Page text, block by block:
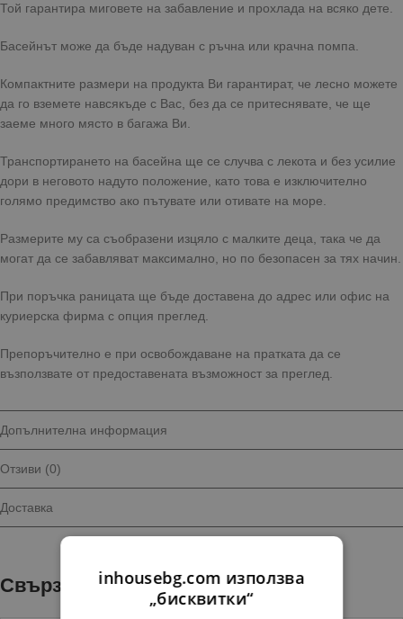
Той гарантира миговете на забавление и прохлада на всяко дете.
Басейнът може да бъде надуван с ръчна или крачна помпа.
Компактните размери на продукта Ви гарантират, че лесно можете
да го вземете навсякъде с Вас, без да се притеснявате, че ще
заеме много място в багажа Ви.
Транспортирането на басейна ще се случва с лекота и без усилие
дори в неговото надуто положение, като това е изключително
голямо предимство ако пътувате или отивате на море.
Размерите му са съобразени изцяло с малките деца, така че да
могат да се забавляват максимално, но по безопасен за тях начин.
При поръчка раницата ще бъде доставена до адрес или офис на
куриерска фирма с опция преглед.
Препоръчително е при освобождаване на пратката да се
възползвате от предоставената възможност за преглед.
Допълнителна информация
Отзиви (0)
Доставка
Свързани продуктиinhousebg.com използва
„бисквитки“